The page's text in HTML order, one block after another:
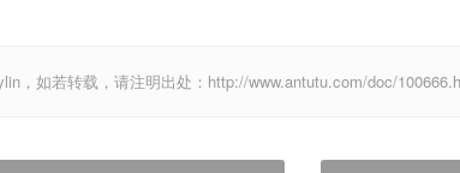
，如若转载，请注明出处：http://www.antutu.com/doc/